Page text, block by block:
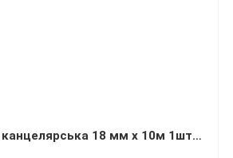
Клейка стрічка канцелярська 18 мм х 10м 1штука прозора Buromax